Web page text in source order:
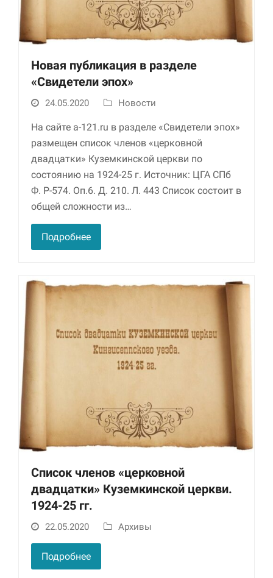
Новая публикация в разделе
«Свидетели эпох»
24.05.2020 Новости
На сайте a-121.ru в разделе «Свидетели эпох»
размещен список членов «церковной
двадцатки» Куземкинской церкви по
состоянию на 1924-25 г. Источник: ЦГА СПб
Ф. Р-574. Оп.6. Д. 210. Л. 443 Список состоит в
общей сложности из…
Подробнее
Список членов «церковной
двадцатки» Куземкинской церкви.
1924-25 гг.
22.05.2020 Архивы
Подробнее